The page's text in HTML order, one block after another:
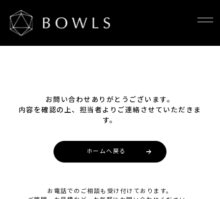
お問い合わせありがとうございます。
内容を確認の上、担当者よりご連絡させていただきま
す。
ホームへ戻る
お電話でのご相談も受け付けております。